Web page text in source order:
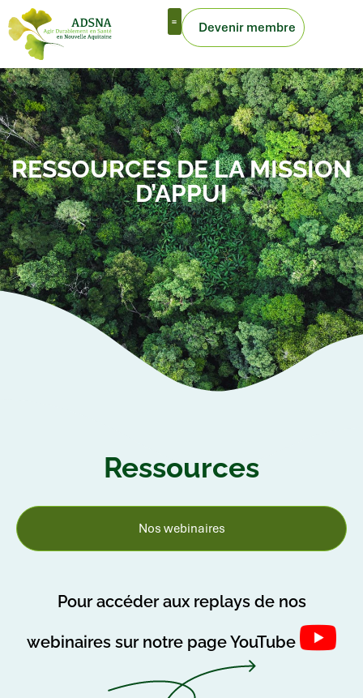
Devenir membre
RESSOURCES DE LA MISSION
D’APPUI
Ressources
Nos webinaires
Pour accéder aux replays de nos
webinaires sur notre page YouTube